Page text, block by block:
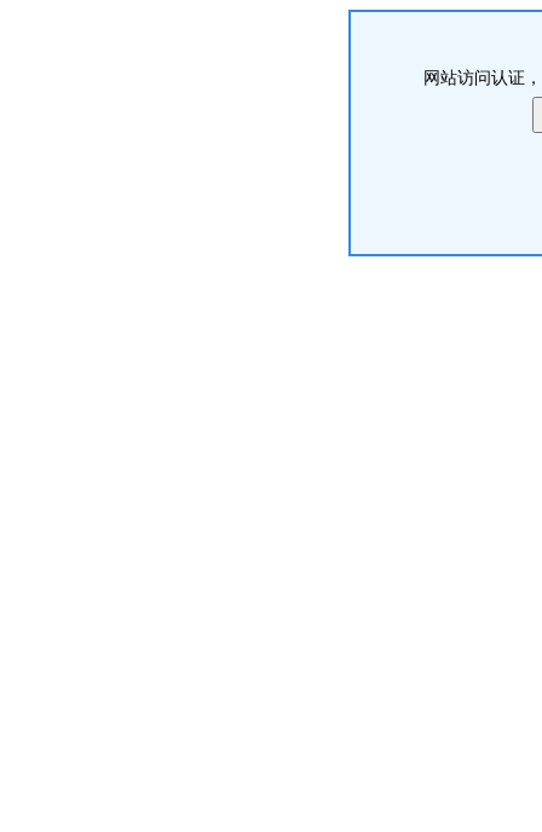
网站访问认证